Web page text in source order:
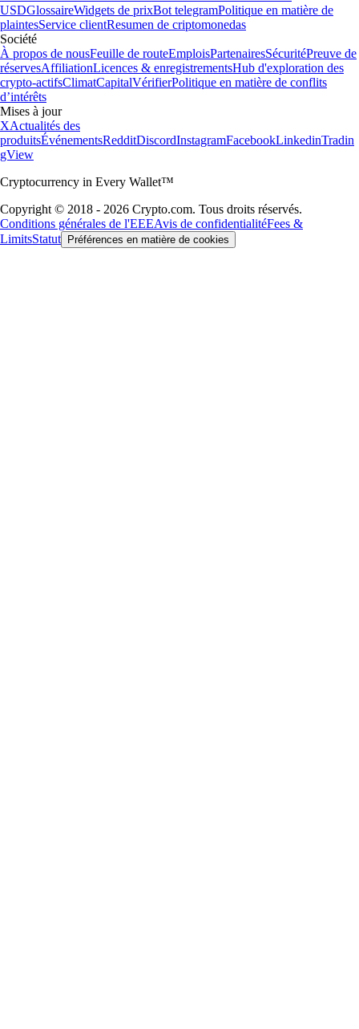
USDGlossaireWidgets de prixBot telegramPolitique en matière de
plaintesService clientResumen de criptomonedas
Société
À propos de nousFeuille de routeEmploisPartenairesSécuritéPreuve de
réservesAffiliationLicences & enregistrementsHub d'exploration des
crypto-actifsClimatCapitalVérifierPolitique en matière de conflits
d’intérêts
Mises à jour
XActualités des
produitsÉvénementsRedditDiscordInstagramFacebookLinkedinTradin
gView
Cryptocurrency in Every Wallet™
Copyright © 2018 - 2026 Crypto.com. Tous droits réservés.
Conditions générales de l'EEEAvis de confidentialitéFees &
LimitsStatut Préférences en matière de cookies